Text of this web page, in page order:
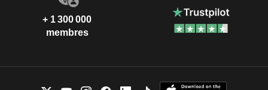
+ 1 300 000
membres